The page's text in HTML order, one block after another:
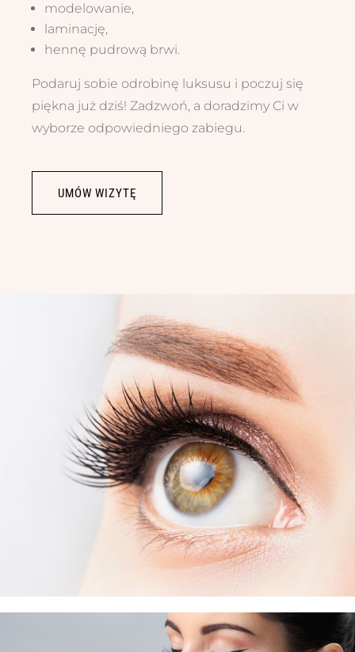
modelowanie,
laminację,
hennę pudrową brwi.
Podaruj sobie odrobinę luksusu i poczuj się
piękna już dziś! Zadzwoń, a doradzimy Ci w
wyborze odpowiedniego zabiegu.
UMÓW WIZYTĘ